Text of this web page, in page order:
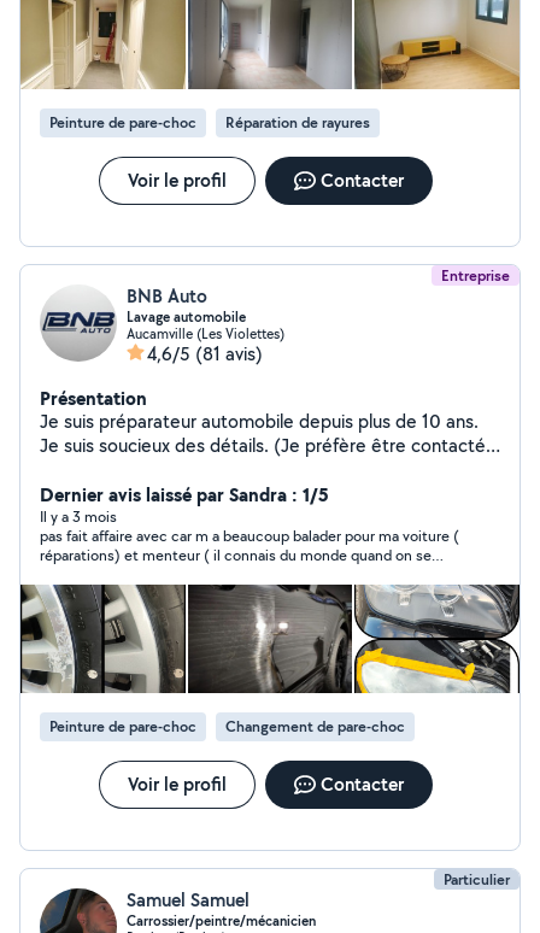
Peinture de pare-choc Réparation de rayures
Voir le profil Contacter
Entreprise
BNB Auto
Lavage automobile
Aucamville (Les Violettes)
4,6/5 (81 avis)
Présentation
Je suis préparateur automobile depuis plus de 10 ans.
Je suis soucieux des détails. (Je préfère être contacté
nettoyage extérieur (lavage, polish/ lustrage, rénovation
des optiques, effacement des rayures) et intérieur
(Décrassage des plastiques, détachage/shampouinage
des sièges, détachage du ciel du toit et moquette) *En
plus de nettoyage je vous propose mes service de
diagnostic automobile effacement des défauts des
défauts comme airbag....
Dernier avis laissé par Sandra : 1/5
Il y a 3 mois
pas fait affaire avec car m a beaucoup balader pour ma voiture (
réparations) et menteur ( il connais du monde quand on se
Peinture de pare-choc Changement de pare-choc
Voir le profil Contacter
Particulier
Samuel Samuel
Carrossier/peintre/mécanicien